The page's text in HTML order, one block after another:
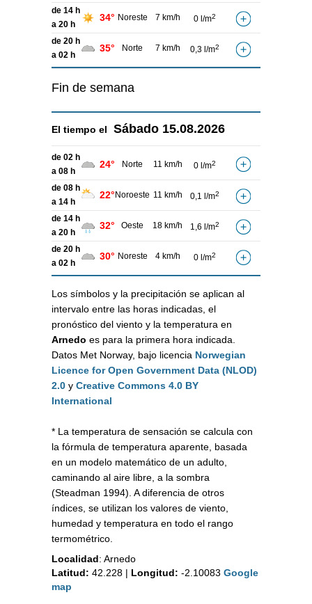
de 14 h
a 20 h
34° Noreste 7 km/h 0 l/m2
de 20 h
a 02 h
35° Norte 7 km/h 0,3 l/m2
Fin de semana
El tiempo el Sábado 15.08.2026
de 02 h
a 08 h
24° Norte 11 km/h 0 l/m2
de 08 h
a 14 h
22° Noroeste 11 km/h 0,1 l/m2
de 14 h
a 20 h
32° Oeste 18 km/h 1,6 l/m2
de 20 h
a 02 h
30° Noreste 4 km/h 0 l/m2
Los símbolos y la precipitación se aplican al
intervalo entre las horas indicadas, el
pronóstico del viento y la temperatura en
Arnedo es para la primera hora indicada.
Datos Met Norway, bajo licencia Norwegian
Licence for Open Government Data (NLOD)
2.0 y Creative Commons 4.0 BY
International
* La temperatura de sensación se calcula con
la fórmula de temperatura aparente, basada
en un modelo matemático de un adulto,
caminando al aire libre, a la sombra
(Steadman 1994). A diferencia de otros
índices, se utilizan los valores de viento,
humedad y temperatura en todo el rango
termométrico.
Localidad: Arnedo
Latitud: 42.228 | Longitud: -2.10083 Google
map